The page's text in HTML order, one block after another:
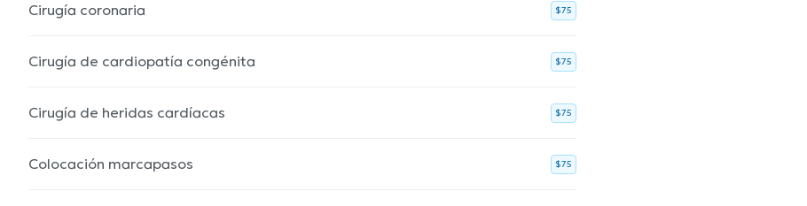
Cirugía coronaria $75
Cirugía de cardiopatía congénita $75
Cirugía de heridas cardíacas $75
Colocación marcapasos $75